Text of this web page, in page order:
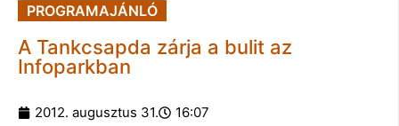
PROGRAMAJÁNLÓ
A Tankcsapda zárja a bulit az
Infoparkban
2012. augusztus 31. 16:07